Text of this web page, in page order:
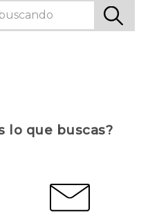
lo que buscas?